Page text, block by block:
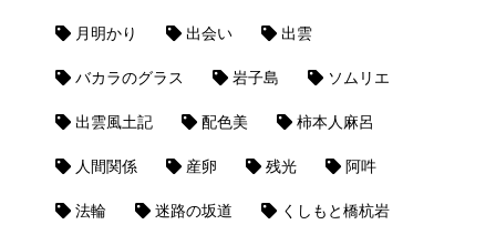
月明かり 出会い 出雲
バカラのグラス 岩子島 ソムリエ
出雲風土記 配色美 柿本人麻呂
人間関係 産卵 残光 阿吽
法輪 迷路の坂道 くしもと橋杭岩